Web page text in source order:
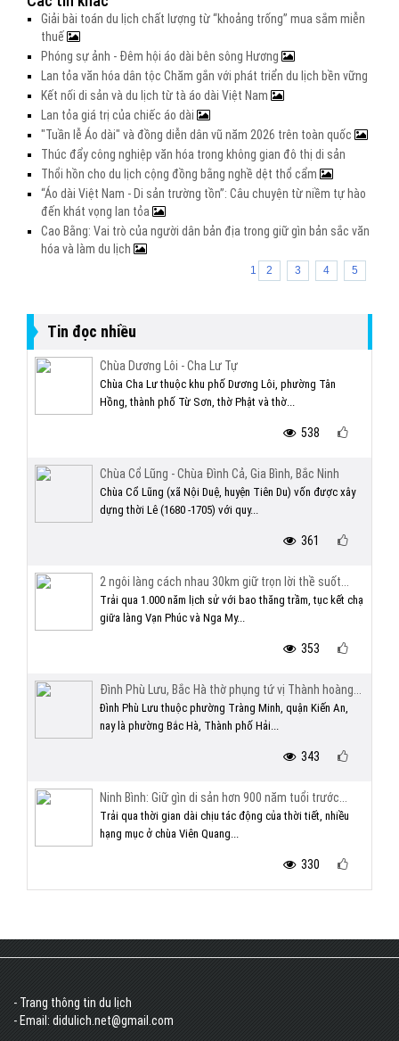
Giải bài toán du lịch chất lượng từ “khoảng trống” mua sắm miễn
thuế
Phóng sự ảnh - Đêm hội áo dài bên sông Hương
Lan tỏa văn hóa dân tộc Chăm gắn với phát triển du lịch bền vững
Kết nối di sản và du lịch từ tà áo dài Việt Nam
Lan tỏa giá trị của chiếc áo dài
"Tuần lễ Áo dài" và đồng diễn dân vũ năm 2026 trên toàn quốc
Thúc đẩy công nghiệp văn hóa trong không gian đô thị di sản
Thổi hồn cho du lịch cộng đồng bằng nghề dệt thổ cẩm
“Áo dài Việt Nam - Di sản trường tồn”: Câu chuyện từ niềm tự hào
đến khát vọng lan tỏa
Cao Bằng: Vai trò của người dân bản địa trong giữ gìn bản sắc văn
hóa và làm du lịch
1 2 3 4 5
Tin đọc nhiều
Chùa Dương Lôi - Cha Lư Tự
Chùa Cha Lư thuộc khu phố Dương Lôi, phường Tân
Hồng, thành phố Từ Sơn, thờ Phật và thờ...
538
Chùa Cổ Lũng - Chùa Đình Cả, Gia Bình, Bắc Ninh
Chùa Cổ Lũng (xã Nội Duệ, huyện Tiên Du) vốn được xây
dựng thời Lê (1680 -1705) với quy...
361
2 ngôi làng cách nhau 30km giữ trọn lời thề suốt...
Trải qua 1.000 năm lịch sử với bao thăng trầm, tục kết chạ
giữa làng Vạn Phúc và Nga My...
353
Đình Phù Lưu, Bắc Hà thờ phụng tứ vị Thành hoàng...
Đình Phù Lưu thuộc phường Tràng Minh, quận Kiến An,
nay là phường Bắc Hà, Thành phố Hải...
343
Ninh Bình: Giữ gìn di sản hơn 900 năm tuổi trước...
Trải qua thời gian dài chịu tác động của thời tiết, nhiều
hạng mục ở chùa Viên Quang...
330
- Trang thông tin du lịch
- Email: didulich.net@gmail.com